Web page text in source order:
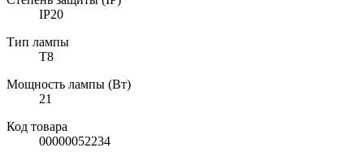
IP20
Тип лампы
T8
Мощность лампы (Вт)
21
Код товара
00000052234